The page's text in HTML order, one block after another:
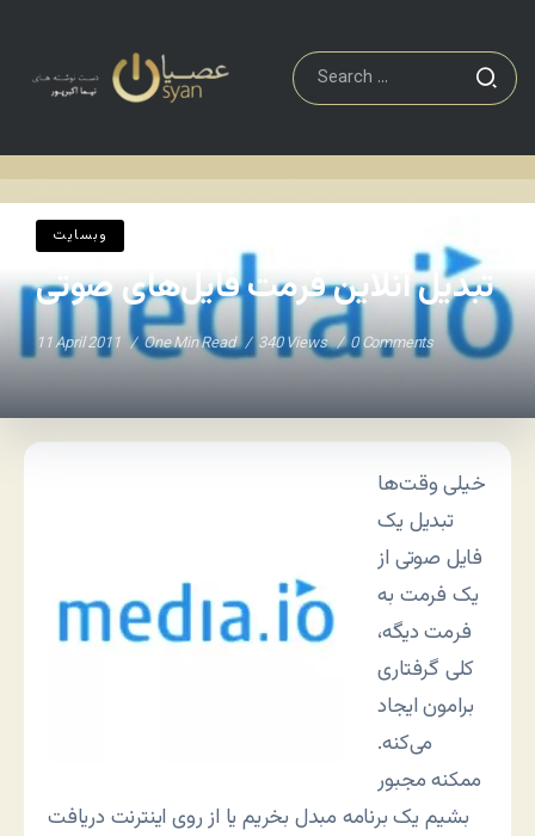
وبسایت
تبدیل آنلاین فرمت فایل‌های صوتی
11 April 2011 One Min Read 340 Views 0 Comments
خیلی وقت‌ها
تبدیل یک
فایل صوتی از
یک فرمت به
فرمت دیگه،
کلی گرفتاری
برامون ایجاد
می‌کنه.
ممکنه مجبور
بشیم یک برنامه مبدل بخریم یا از روی اینترنت دریافت